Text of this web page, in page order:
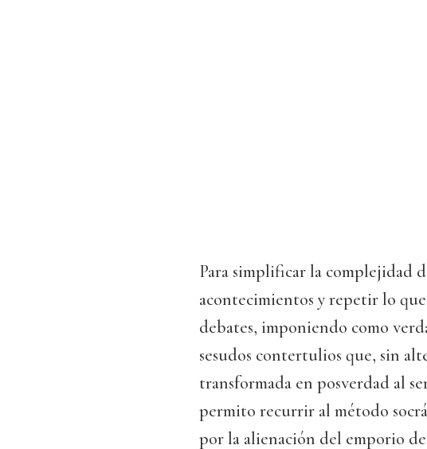
Para simplificar la complejidad
acontecimientos y repetir lo
debates, imponiendo como
sesudos contertulios que, sin
transformada en posverdad al
permito recurrir al método
por la alienación del emporio de